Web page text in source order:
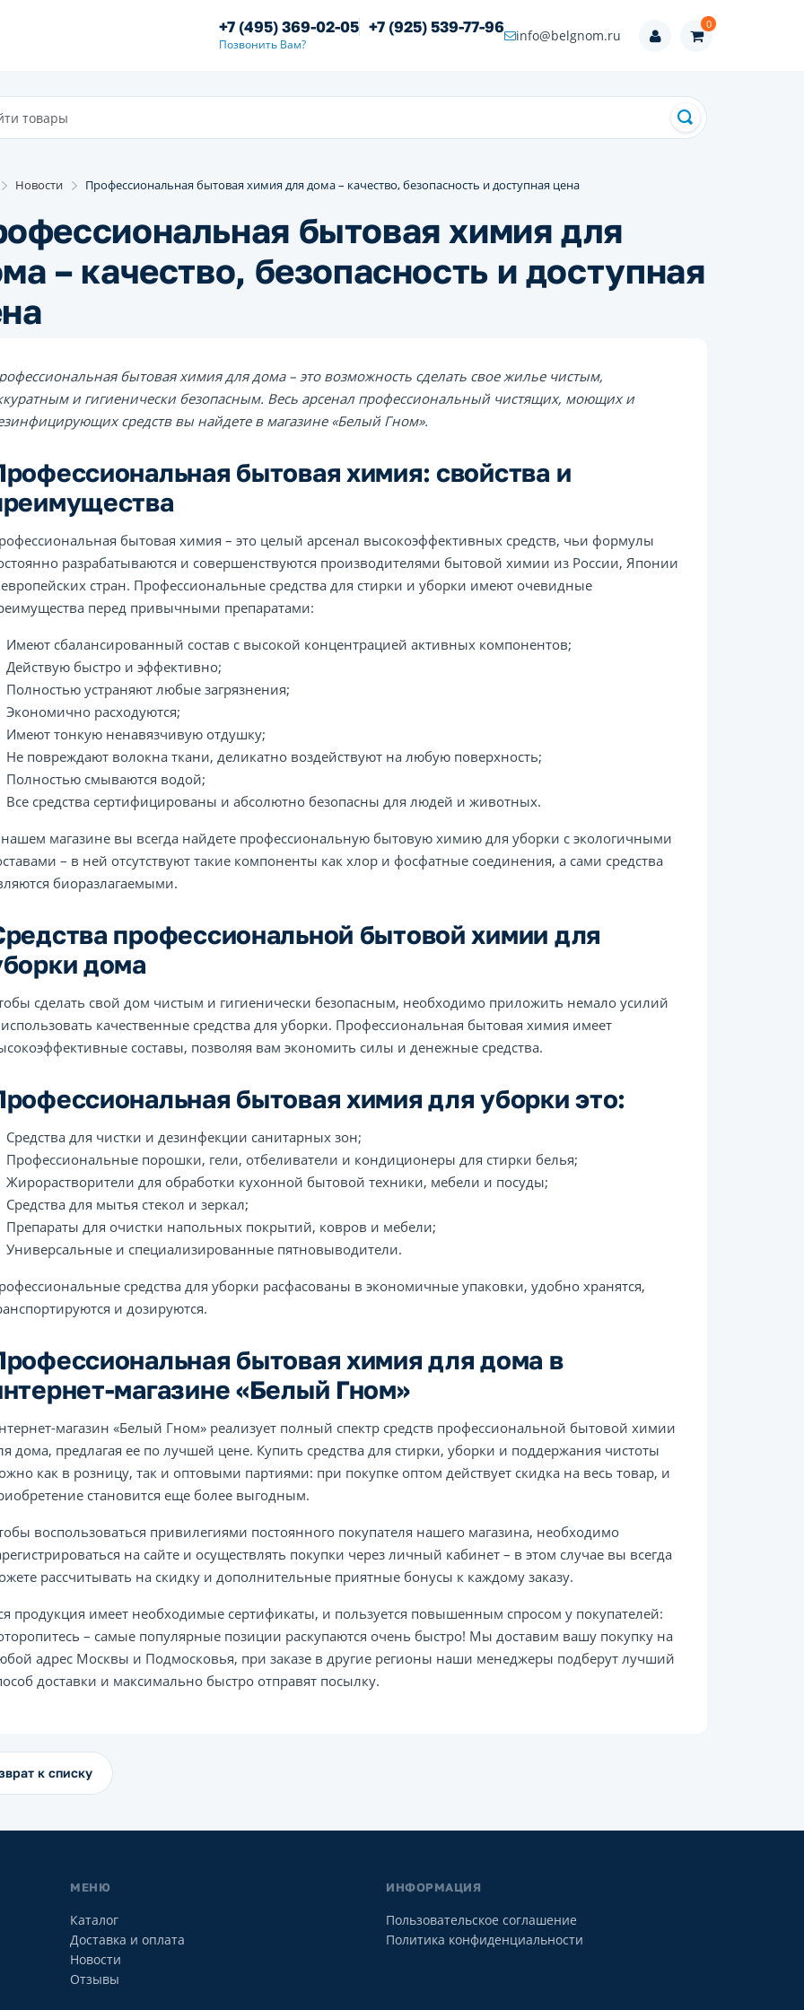
+7 (495) 369-02-05 +7 (925) 539-77-96
Позвонить Вам?
info@belgnom.ru
0
Новости Профессиональная бытовая химия для дома – качество, безопасность и доступная цена
бытовая химия для
– качество, безопасность и доступная
бытовая химия для дома – это возможность сделать свое жилье чистым,
и гигиенически безопасным. Весь арсенал профессиональный чистящих, моющих и
средств вы найдете в магазине «Белый Гном».
бытовая химия: свойства и
бытовая химия – это целый арсенал высокоэффективных средств, чьи формулы
разрабатываются и совершенствуются производителями бытовой химии из России, Японии
стран. Профессиональные средства для стирки и уборки имеют очевидные
перед привычными препаратами:
Имеют сбалансированный состав с высокой концентрацией активных компонентов;
Действую быстро и эффективно;
Полностью устраняют любые загрязнения;
Экономично расходуются;
Имеют тонкую ненавязчивую отдушку;
Не повреждают волокна ткани, деликатно воздействуют на любую поверхность;
Полностью смываются водой;
Все средства сертифицированы и абсолютно безопасны для людей и животных.
магазине вы всегда найдете профессиональную бытовую химию для уборки с экологичными
– в ней отсутствуют такие компоненты как хлор и фосфатные соединения, а сами средства
биоразлагаемыми.
профессиональной бытовой химии для
дома
сделать свой дом чистым и гигиенически безопасным, необходимо приложить немало усилий
качественные средства для уборки. Профессиональная бытовая химия имеет
составы, позволяя вам экономить силы и денежные средства.
бытовая химия для уборки это:
Средства для чистки и дезинфекции санитарных зон;
Профессиональные порошки, гели, отбеливатели и кондиционеры для стирки белья;
Жирорастворители для обработки кухонной бытовой техники, мебели и посуды;
Средства для мытья стекол и зеркал;
Препараты для очистки напольных покрытий, ковров и мебели;
Универсальные и специализированные пятновыводители.
средства для уборки расфасованы в экономичные упаковки, удобно хранятся,
и дозируются.
бытовая химия для дома в
магазине «Белый Гном»
магазин «Белый Гном» реализует полный спектр средств профессиональной бытовой химии
дома, предлагая ее по лучшей цене. Купить средства для стирки, уборки и поддержания чистоты
как в розницу, так и оптовыми партиями: при покупке оптом действует скидка на весь товар, и
становится еще более выгодным.
воспользоваться привилегиями постоянного покупателя нашего магазина, необходимо
на сайте и осуществлять покупки через личный кабинет – в этом случае вы всегда
рассчитывать на скидку и дополнительные приятные бонусы к каждому заказу.
продукция имеет необходимые сертификаты, и пользуется повышенным спросом у покупателей:
– самые популярные позиции раскупаются очень быстро! Мы доставим вашу покупку на
адрес Москвы и Подмосковья, при заказе в другие регионы наши менеджеры подберут лучший
доставки и максимально быстро отправят посылку.
к списку
МЕНЮ
Каталог
Доставка и оплата
Новости
Отзывы
ИНФОРМАЦИЯ
Пользовательское соглашение
Политика конфиденциальности